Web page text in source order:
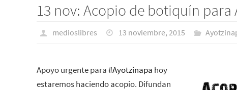
13 nov: Acopio de botiquín para
medioslibres 13 noviembre, 2015
Apoyo urgente para#Ayotzinapa hoy
estaremos haciendo acopio. Difundan